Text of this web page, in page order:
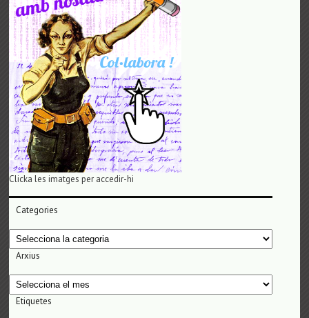
Clicka les imatges per accedir-hi
Categories
Categories
Arxius
Arxius
Etiquetes